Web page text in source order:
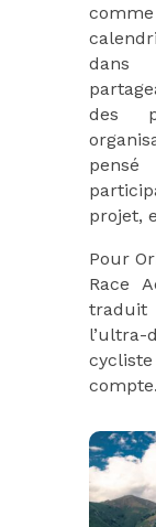
dans
des
projet,
Pour
Race
l’ultra-
compte.